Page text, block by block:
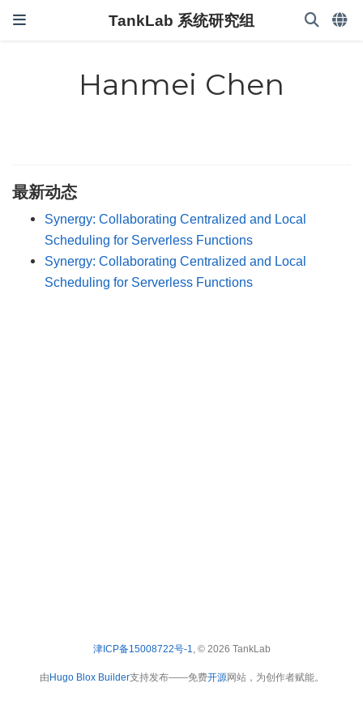
TankLab 系统研究组
Hanmei Chen
最新动态
Synergy: Collaborating Centralized and Local
Scheduling for Serverless Functions
Synergy: Collaborating Centralized and Local
Scheduling for Serverless Functions
津ICP备15008722号-1, © 2026 TankLab
由 Hugo Blox Builder支持发布——免费开源网站，为创作者赋能。